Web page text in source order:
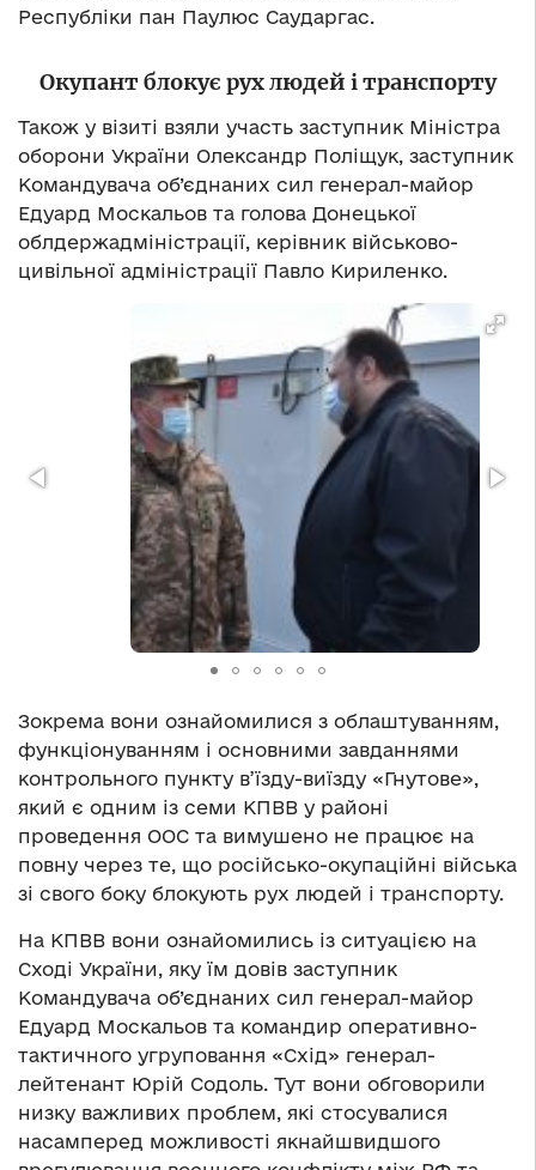
Республіки пан Паулюс Саударгас.
Окупант блокує рух людей і транспорту
Також у візиті взяли участь заступник Міністра
оборони України Олександр Поліщук, заступник
Командувача об’єднаних сил генерал-майор
Едуард Москальов та голова Донецької
облдержадміністрації, керівник військово-
цивільної адміністрації Павло Кириленко.
Зокрема вони ознайомилися з облаштуванням,
функціонуванням і основними завданнями
контрольного пункту в’їзду-виїзду «Гнутове»,
який є одним із семи КПВВ у районі
проведення ООС та вимушено не працює на
повну через те, що російсько-окупаційні війська
зі свого боку блокують рух людей і транспорту.
На КПВВ вони ознайомились із ситуацією на
Сході України, яку їм довів заступник
Командувача об’єднаних сил генерал-майор
Едуард Москальов та командир оперативно-
тактичного угруповання «Схід» генерал-
лейтенант Юрій Содоль. Тут вони обговорили
низку важливих проблем, які стосувалися
насамперед можливості якнайшвидшого